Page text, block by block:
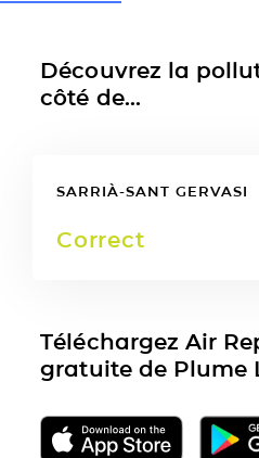
Découvrez la
côté de...
SARRIÀ-SANT GERVASI
Correct
Téléchargez Air
gratuite de Plume